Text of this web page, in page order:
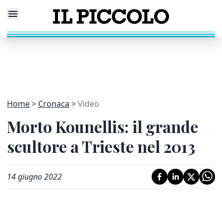
Home Cronaca Video
Morto Kounellis: il grande
scultore a Trieste nel 2013
14 giugno 2022